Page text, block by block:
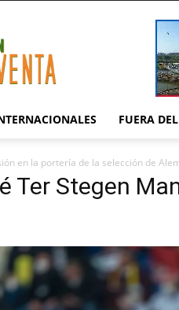
FUERA
en la portería de la selección de
Ter Stegen